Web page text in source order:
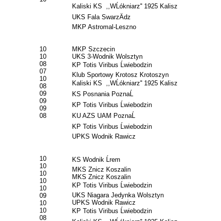
Kaliski KS ,,WĹókniarz'' 1925 Kalisz
UKS Fala SwarzÄdz
MKP Astromal-Leszno
10
10
08
07
10
08
09
09
09
08
MKP Szczecin
UKS 3-Wodnik Wolsztyn
KP Totis Viribus Ĺwiebodzin
Klub Sportowy Krotosz Krotoszyn
Kaliski KS ,,WĹókniarz'' 1925 Kalisz
KS Posnania PoznaĹ
KP Totis Viribus Ĺwiebodzin
KU AZS UAM PoznaĹ
KP Totis Viribus Ĺwiebodzin
UPKS Wodnik Rawicz
10
10
10
10
10
09
10
10
08
KS Wodnik Ĺrem
MKS Znicz Koszalin
MKS Znicz Koszalin
KP Totis Viribus Ĺwiebodzin
UKS Niagara Jedynka Wolsztyn
UPKS Wodnik Rawicz
KP Totis Viribus Ĺwiebodzin